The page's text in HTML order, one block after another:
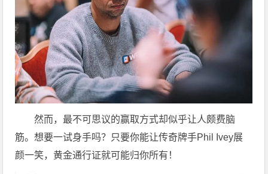
然而，最不可思议的赢取方式却似乎让人颇费脑
筋。想要一试身手吗？只要你能让传奇牌手Phil Ivey展
颜一笑，黄金通行证就可能归你所有！